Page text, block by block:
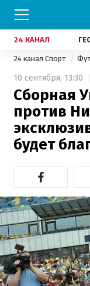
24 КАНАЛ
24 канал Спорт
10 сентября, 13:30
Сборная
против
будет